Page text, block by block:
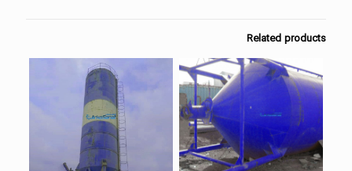
Related products